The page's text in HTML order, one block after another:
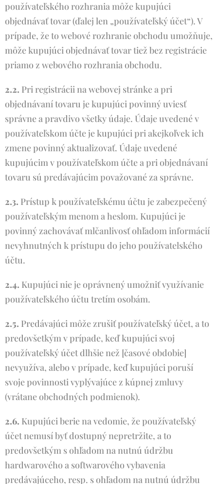
používateľského rozhrania môže kupujúci
objednávať tovar (ďalej len „používateľský účet“). V
prípade, že to webové rozhranie obchodu umožňuje,
môže kupujúci objednávať tovar tiež bez registrácie
priamo z webového rozhrania obchodu.
2.2. Pri registrácii na webovej stránke a pri
objednávaní tovaru je kupujúci povinný uviesť
správne a pravdivo všetky údaje. Údaje uvedené v
používateľskom účte je kupujúci pri akejkoľvek ich
zmene povinný aktualizovať. Údaje uvedené
kupujúcim v používateľskom účte a pri objednávaní
tovaru sú predávajúcim považované za správne.
2.3. Prístup k používateľskému účtu je zabezpečený
používateľským menom a heslom. Kupujúci je
povinný zachovávať mlčanlivosť ohľadom informácií
nevyhnutných k prístupu do jeho používatelského
účtu.
2.4. Kupujúci nie je oprávnený umožniť využívanie
používateľského účtu tretím osobám.
2.5. Predávajúci môže zrušiť používateľský účet, a to
predovšetkým v prípade, keď kupujúci svoj
používateľský účet dlhšie než [časové obdobie]
nevyužíva, alebo v prípade, keď kupujúci poruší
svoje povinnosti vyplývajúce z kúpnej zmluvy
(vrátane obchodných podmienok).
2.6. Kupujúci berie na vedomie, že používateľský
účet nemusí byť dostupný nepretržite, a to
predovšetkým s ohľadom na nutnú údržbu
hardwarového a softwarového vybavenia
predávajúceho, resp. s ohľadom na nutnú údržbu